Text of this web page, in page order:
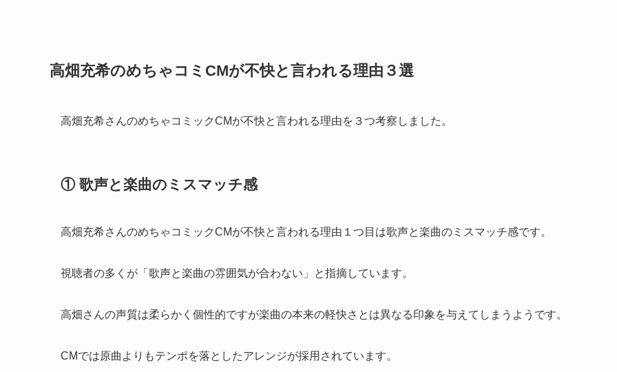
高畑充希のめちゃコミCMが不快と言われる理由３選
高畑充希さんのめちゃコミックCMが不快と言われる理由を３つ考察しました。
① 歌声と楽曲のミスマッチ感
高畑充希さんのめちゃコミックCMが不快と言われる理由１つ目は歌声と楽曲のミスマッチ感です。
視聴者の多くが「歌声と楽曲の雰囲気が合わない」と指摘しています。
高畑さんの声質は柔らかく個性的ですが楽曲の本来の軽快さとは異なる印象を与えてしまうようです。
CMでは原曲よりもテンポを落としたアレンジが採用されています。